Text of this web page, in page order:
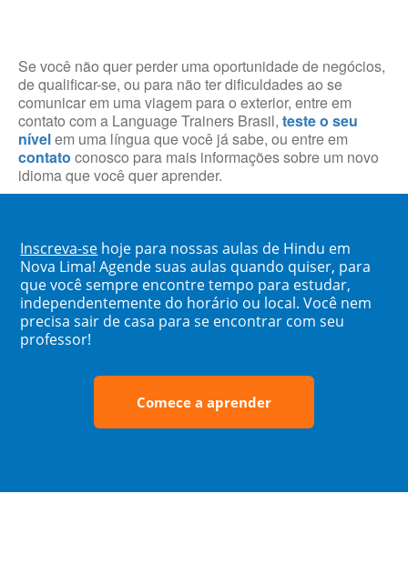
Se você não quer perder uma oportunidade de negócios,
de qualificar-se, ou para não ter dificuldades ao se
comunicar em uma viagem para o exterior, entre em
contato com a Language Trainers Brasil, teste o seu
nívelem uma língua que você já sabe, ou entre em
contato conosco para mais informações sobre um novo
idioma que você quer aprender.
Inscreva-se hoje para nossas aulas de Hindu em
Nova Lima! Agende suas aulas quando quiser, para
que você sempre encontre tempo para estudar,
independentemente do horário ou local. Você nem
precisa sair de casa para se encontrar com seu
professor!
Comece a aprender